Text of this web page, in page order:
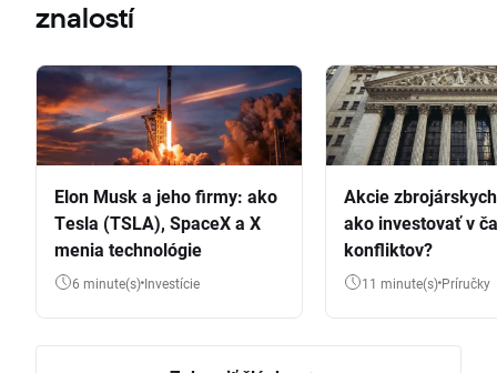
znalostí
Elon Musk a jeho firmy: ako
Tesla (TSLA), SpaceX a X
menia technológie
6 minute(s) Investície
Akcie
ako investovať v
konfliktov?
11 minute(s) Príručky